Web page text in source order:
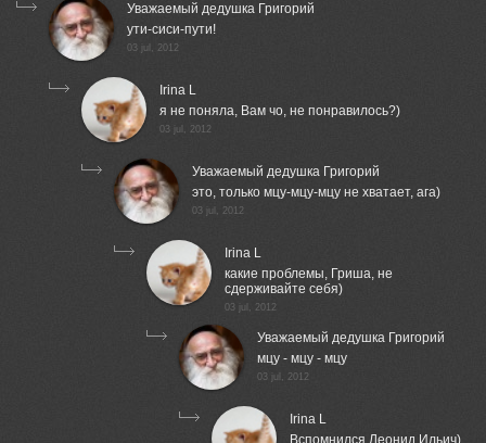
Уважаемый дедушка Григорий
ути-сиси-пути!
03 jul, 2012
Irina L
я не поняла, Вам чо, не понравилось?)
03 jul, 2012
Уважаемый дедушка Григорий
это, только мцу-мцу-мцу не хватает, ага)
03 jul, 2012
Irina L
какие проблемы, Гриша, не
сдерживайте себя)
03 jul, 2012
Уважаемый дедушка Григорий
мцу - мцу - мцу
03 jul, 2012
Irina L